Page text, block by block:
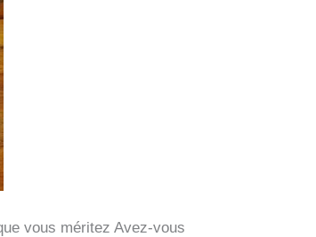
vous méritez Avez-vous